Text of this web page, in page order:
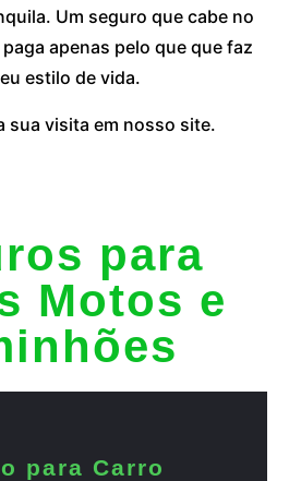
Um seguro que cabe no
apenas pelo que que faz
estilo de vida.
sua visita em nosso site.
para
Motos e
para Carro